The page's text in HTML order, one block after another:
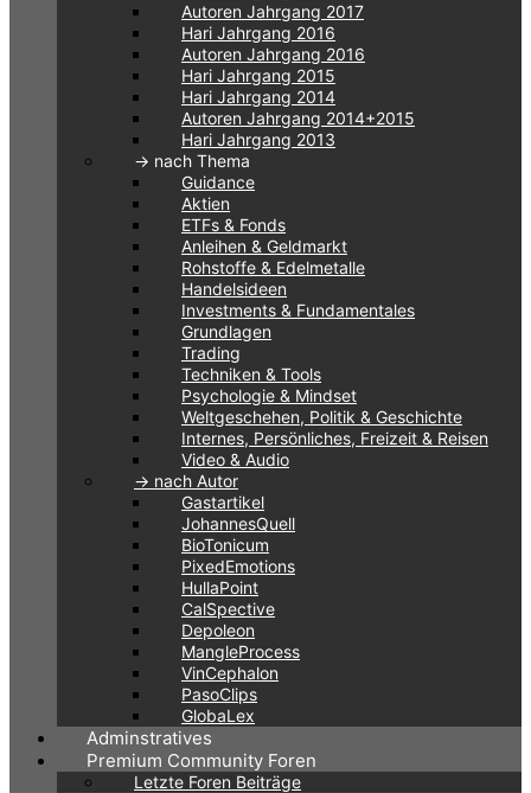
Autoren Jahrgang 2017
Hari Jahrgang 2016
Autoren Jahrgang 2016
Hari Jahrgang 2015
Hari Jahrgang 2014
Autoren Jahrgang 2014+2015
Hari Jahrgang 2013
-> nach Thema
Guidance
Aktien
ETFs & Fonds
Anleihen & Geldmarkt
Rohstoffe & Edelmetalle
Handelsideen
Investments & Fundamentales
Grundlagen
Trading
Techniken & Tools
Psychologie & Mindset
Weltgeschehen, Politik & Geschichte
Internes, Persönliches, Freizeit & Reisen
Video & Audio
-> nach Autor
Gastartikel
JohannesQuell
BioTonicum
PixedEmotions
HullaPoint
CalSpective
Depoleon
MangleProcess
VinCephalon
PasoClips
GlobaLex
Adminstratives
Premium Community Foren
Letzte Foren Beiträge